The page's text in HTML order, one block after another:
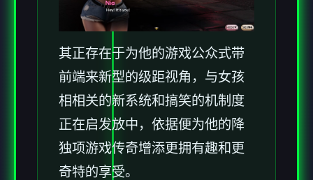
其正存在于为他的游戏公众式带
前端来新型的级距视角，与女孩
相相关的新系统和搞笑的机制度
正在启发放中，依据便为他的降
独项游戏传奇增添更拥有趣和更
奇特的享受。